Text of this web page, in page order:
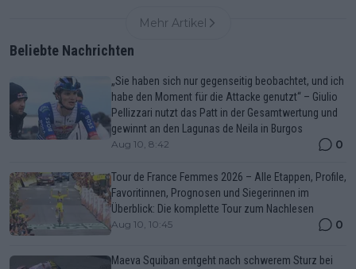
Mehr Artikel
Beliebte Nachrichten
„Sie haben sich nur gegenseitig beobachtet, und ich
habe den Moment für die Attacke genutzt“ – Giulio
Pellizzari nutzt das Patt in der Gesamtwertung und
gewinnt an den Lagunas de Neila in Burgos
Aug 10, 8:42 0
Tour de France Femmes 2026 – Alle Etappen, Profile,
Favoritinnen, Prognosen und Siegerinnen im
Überblick: Die komplette Tour zum Nachlesen
Aug 10, 10:45 0
Maeva Squiban entgeht nach schwerem Sturz bei